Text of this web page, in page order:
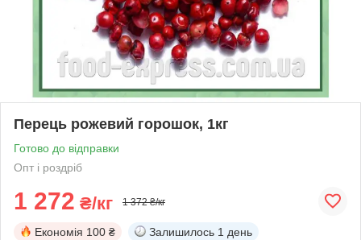
Перець рожевий горошок, 1кг
Готово до відправки
Опт і роздріб
1 272 ₴/кг 1 372 ₴/кг
Економія 100 ₴ Залишилось 1 день